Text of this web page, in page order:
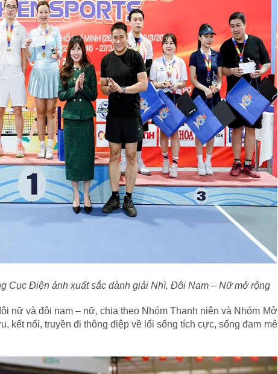
Cục Điện ảnh xuất sắc dành giải Nhì, Đôi Nam – Nữ mở rộng
nữ và đôi nam – nữ, chia theo Nhóm Thanh niên và Nhóm Mở
kết nối, truyền đi thông điệp về lối sống tích cực, sống đam mê